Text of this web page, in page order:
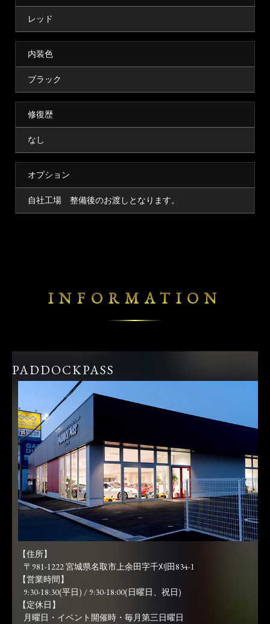
レッド
内装色
ブラック
修復歴
なし
オプション
自社工場 整備後のお渡しとなります。
INFORMATION
PADDOCKPASS
【住所】
〒981-1222 宮城県名取市上余田字千刈田834-1
【営業時間】
9:30-18:30(平日) / 9:30-18:00(日曜日、祝日)
【定休日】
月曜日・イベント開催時・毎月第三日曜日